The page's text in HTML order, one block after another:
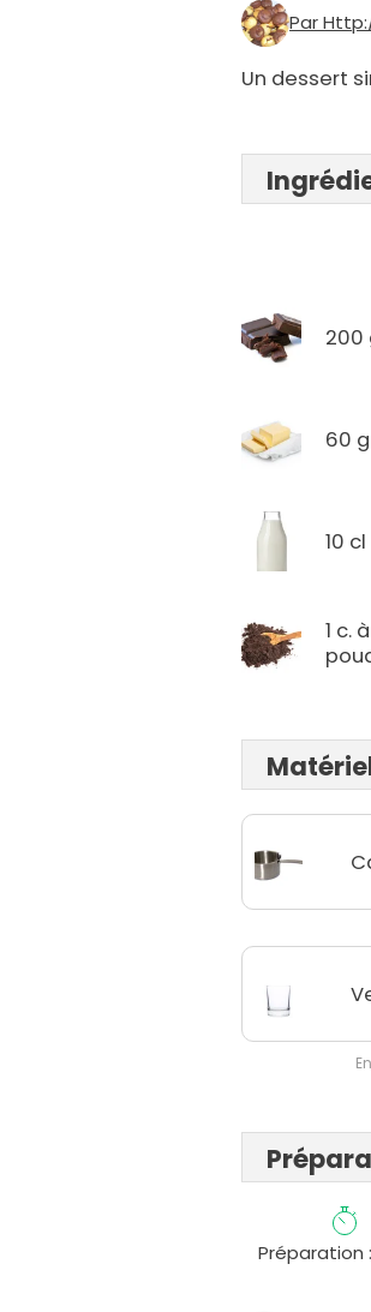
Par
Un dessert
200
60
10
1 c.
Préparation :